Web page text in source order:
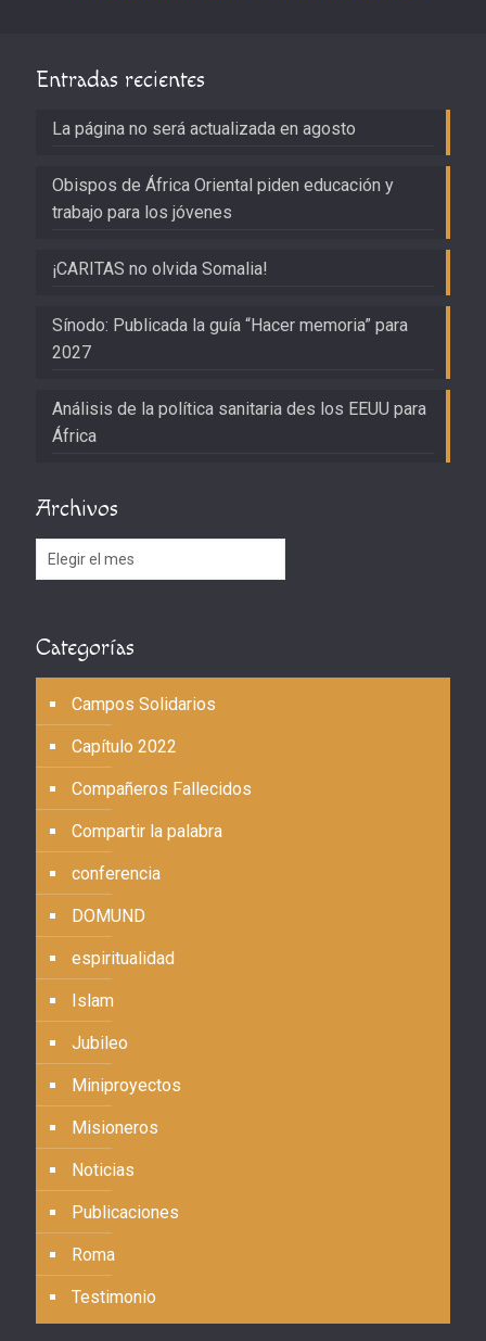
Entradas recientes
La página no será actualizada en agosto
Obispos de África Oriental piden educación y
trabajo para los jóvenes
¡CARITAS no olvida Somalia!
Sínodo: Publicada la guía “Hacer memoria” para
2027
Análisis de la política sanitaria des los EEUU para
África
Archivos
Archivos
Categorías
Campos Solidarios
Capítulo 2022
Compañeros Fallecidos
Compartir la palabra
conferencia
DOMUND
espiritualidad
Islam
Jubileo
Miniproyectos
Misioneros
Noticias
Publicaciones
Roma
Testimonio